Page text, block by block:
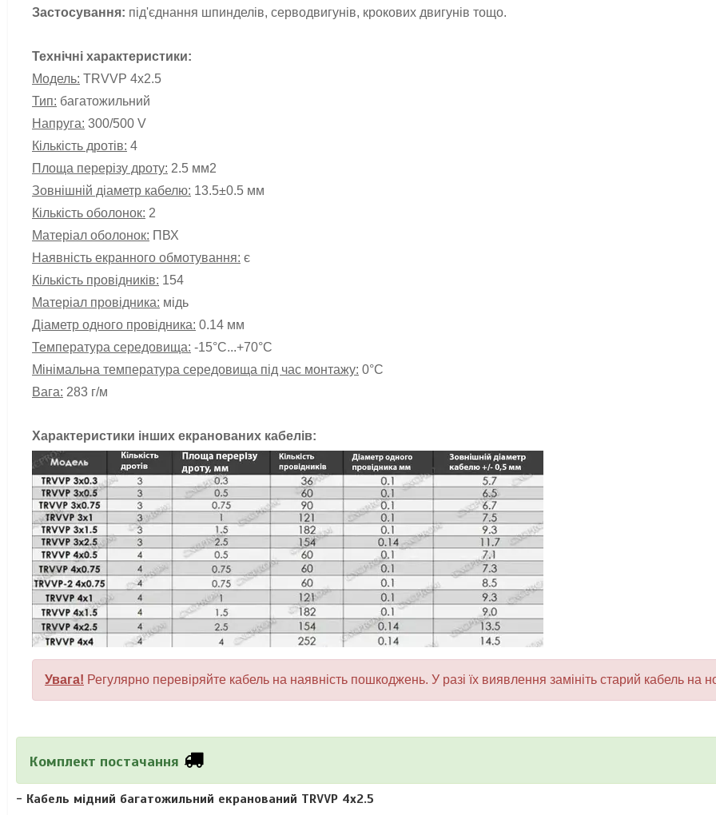
Застосування: під'єднання шпинделів, серводвигунів, крокових двигунів тощо.
Технічні характеристики:
Модель: TRVVP 4x2.5
Тип: багатожильний
Напруга: 300/500 V
Кількість дротів: 4
Площа перерізу дроту: 2.5 мм2
Зовнішній діаметр кабелю: 13.5±0.5 мм
Кількість оболонок: 2
Матеріал оболонок: ПВХ
Наявність екранного обмотування: є
Кількість провідників: 154
Матеріал провідника: мідь
Діаметр одного провідника: 0.14 мм
Температура середовища: -15°C...+70°C
Мінімальна температура середовища під час монтажу: 0°C
Вага: 283 г/м
Характеристики інших екранованих кабелів:
Увага! Регулярно перевіряйте кабель на наявність пошкоджень. У разі їх виявлення замініть старий кабель на
Комплект постачання
- Кабель мідний багатожильний екранований TRVVP 4x2.5